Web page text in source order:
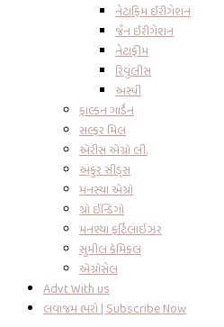
નેટાફિમ ઈરીગેશન
જૈન ઈરીગેશન
નેટાફીમ
રિવુંલીસ
અસ્પી
ફાલ્કન ગાર્ડેન
સલ્ફર મિલ
એરીસ એગ્રો લી.
અંકુર સીડ્સ
મનસ્યા એગ્રો
ગ્રો ઈન્ડિગો
મનશ્યા ફર્ટિલાઇઝર
સુમીલ કેમિકલ
એગ્રોસેલ
Advt With us
લવાજમ ભરો | Subscribe Now